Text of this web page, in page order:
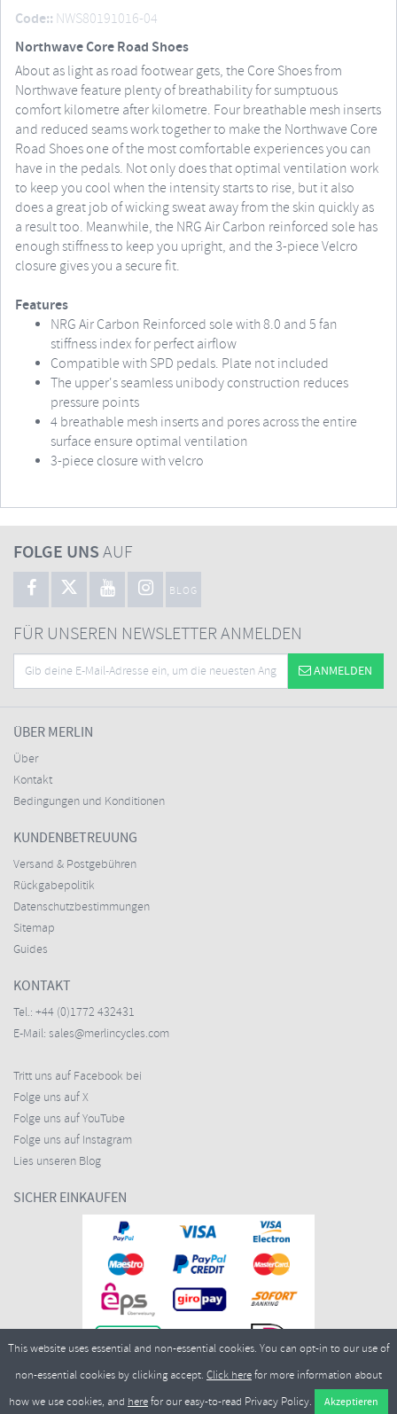
Code:: NWS80191016-04
Northwave Core Road Shoes
About as light as road footwear gets, the Core Shoes from
Northwave feature plenty of breathability for sumptuous
comfort kilometre after kilometre. Four breathable mesh inserts
and reduced seams work together to make the Northwave Core
Road Shoes one of the most comfortable experiences you can
have in the pedals. Not only does that optimal ventilation work
to keep you cool when the intensity starts to rise, but it also
does a great job of wicking sweat away from the skin quickly as
a result too. Meanwhile, the NRG Air Carbon reinforced sole has
enough stiffness to keep you upright, and the 3-piece Velcro
closure gives you a secure fit.
Features
NRG Air Carbon Reinforced sole with 8.0 and 5 fan
stiffness index for perfect airflow
Compatible with SPD pedals. Plate not included
The upper's seamless unibody construction reduces
pressure points
4 breathable mesh inserts and pores across the entire
surface ensure optimal ventilation
3-piece closure with velcro
FOLGE UNSAUF
BLOG
FÜR UNSEREN NEWSLETTER ANMELDEN
ANMELDEN
ÜBER MERLIN
Über
Kontakt
Bedingungen und Konditionen
KUNDENBETREUUNG
Versand & Postgebühren
Rückgabepolitik
Datenschutzbestimmungen
Sitemap
Guides
KONTAKT
Tel.: +44 (0)1772 432431
E-Mail: sales@merlincycles.com
Tritt uns auf Facebook bei
Folge uns auf X
Folge uns auf YouTube
Folge uns auf Instagram
Lies unseren Blog
SICHER EINKAUFEN
This website uses essential and non-essential cookies. You can opt-in to our use of
non-essential cookies by clicking accept. Click herefor more information about
how we use cookies, and herefor our easy-to-read Privacy Policy.